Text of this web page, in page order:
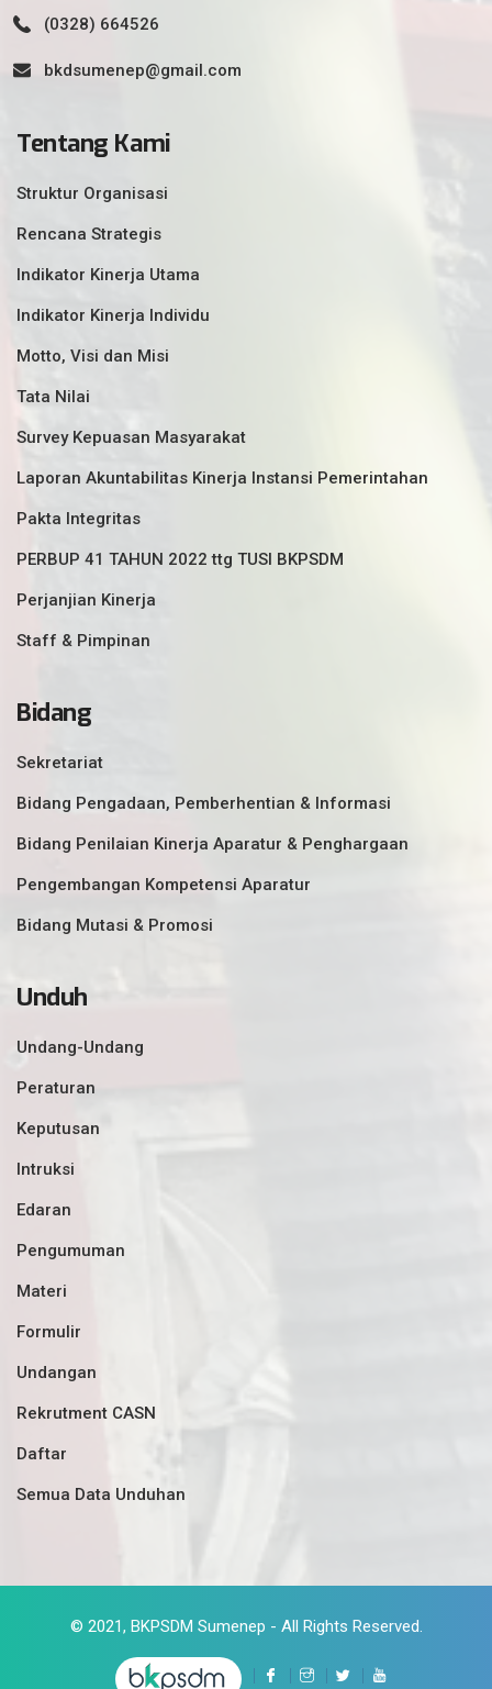
(0328) 664526
bkdsumenep@gmail.com
Tentang Kami
Struktur Organisasi
Rencana Strategis
Indikator Kinerja Utama
Indikator Kinerja Individu
Motto, Visi dan Misi
Tata Nilai
Survey Kepuasan Masyarakat
Laporan Akuntabilitas Kinerja Instansi Pemerintahan
Pakta Integritas
PERBUP 41 TAHUN 2022 ttg TUSI BKPSDM
Perjanjian Kinerja
Staff & Pimpinan
Bidang
Sekretariat
Bidang Pengadaan, Pemberhentian & Informasi
Bidang Penilaian Kinerja Aparatur & Penghargaan
Pengembangan Kompetensi Aparatur
Bidang Mutasi & Promosi
Unduh
Undang-Undang
Peraturan
Keputusan
Intruksi
Edaran
Pengumuman
Materi
Formulir
Undangan
Rekrutment CASN
Daftar
Semua Data Unduhan
© 2021, BKPSDM Sumenep - All Rights Reserved.